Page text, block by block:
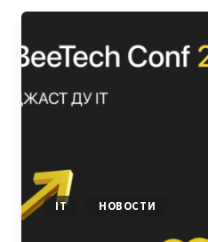
ЦИФРОВЫХ
ТЕХНОЛОГИЙ
IT НОВОСТИ